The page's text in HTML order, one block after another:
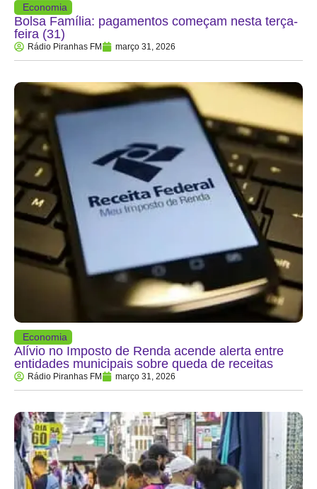
Economia
Bolsa Família: pagamentos começam nesta terça-
feira (31)
Rádio Piranhas FM março 31, 2026
Economia
Alívio no Imposto de Renda acende alerta entre
entidades municipais sobre queda de receitas
Rádio Piranhas FM março 31, 2026